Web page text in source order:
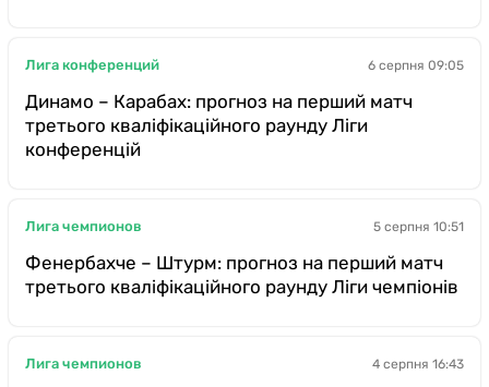
Лига конференций 6 серпня 09:05
Динамо – Карабах: прогноз на перший матч
третього кваліфікаційного раунду Ліги
конференцій
Лига чемпионов 5 серпня 10:51
Фенербахче – Штурм: прогноз на перший матч
третього кваліфікаційного раунду Ліги чемпіонів
Лига чемпионов 4 серпня 16:43